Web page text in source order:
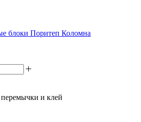
блоки Поритеп Коломна
и клей